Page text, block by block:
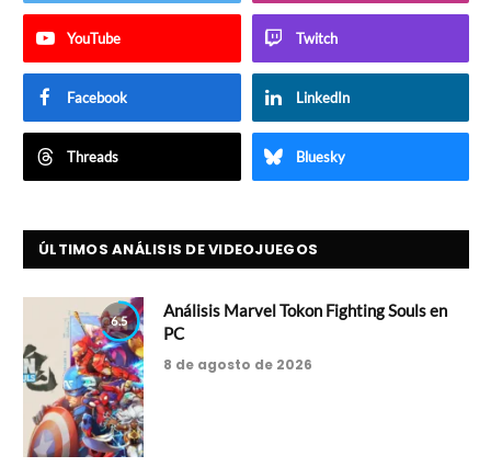
YouTube Twitch
Facebook LinkedIn
Threads Bluesky
ÚLTIMOS ANÁLISIS DE VIDEOJUEGOS
6.5
Análisis Marvel Tokon Fighting Souls en
PC
8 de agosto de 2026